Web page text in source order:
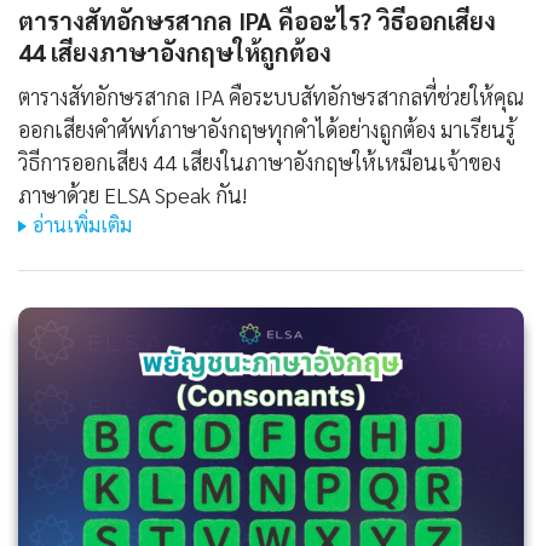
ตารางสัทอักษรสากล IPA คืออะไร? วิธีออกเสียง
44 เสียงภาษาอังกฤษให้ถูกต้อง
ตารางสัทอักษรสากล IPA คือระบบสัทอักษรสากลที่ช่วยให้คุณ
ออกเสียงคำศัพท์ภาษาอังกฤษทุกคำได้อย่างถูกต้อง มาเรียนรู้
วิธีการออกเสียง 44 เสียงในภาษาอังกฤษให้เหมือนเจ้าของ
ภาษาด้วย ELSA Speak กัน!
อ่านเพิ่มเติม